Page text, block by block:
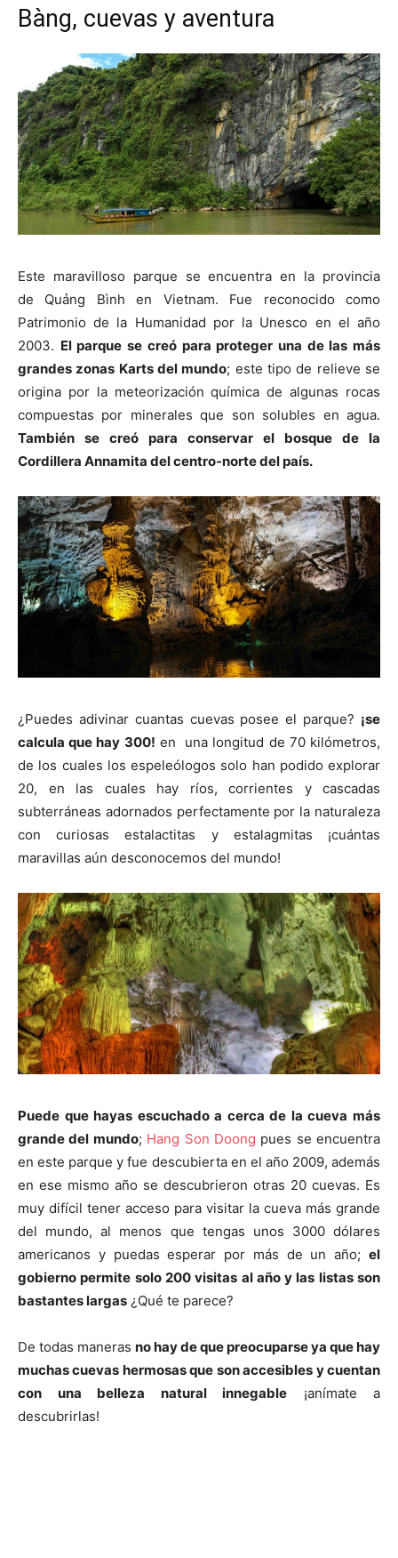
Bàng, cuevas y aventura
Este maravilloso parque se encuentra en la provincia
de Quảng Bình en Vietnam. Fue reconocido como
Patrimonio de la Humanidad por la Unesco en el año
2003. El parque se creó para proteger una de las más
grandes zonas Karts del mundo; este tipo de relieve se
origina por la meteorización química de algunas rocas
compuestas por minerales que son solubles en agua.
También se creó para conservar el bosque de la
Cordillera Annamita del centro-norte del país.
¿Puedes adivinar cuantas cuevas posee el parque? ¡se
calcula que hay 300! en una longitud de 70 kilómetros,
de los cuales los espeleólogos solo han podido explorar
20, en las cuales hay ríos, corrientes y cascadas
subterráneas adornados perfectamente por la naturaleza
con curiosas estalactitas y estalagmitas ¡cuántas
maravillas aún desconocemos del mundo!
Puede que hayas escuchado a cerca de la cueva más
grande del mundo; Hang Son Doong pues se encuentra
en este parque y fue descubierta en el año 2009, además
en ese mismo año se descubrieron otras 20 cuevas. Es
muy difícil tener acceso para visitar la cueva más grande
del mundo, al menos que tengas unos 3000 dólares
americanos y puedas esperar por más de un año; el
gobierno permite solo 200 visitas al año y las listas son
bastantes largas ¿Qué te parece?
De todas maneras no hay de que preocuparse ya que hay
muchas cuevas hermosas que son accesibles y cuentan
con una belleza natural innegable ¡anímate a
descubrirlas!